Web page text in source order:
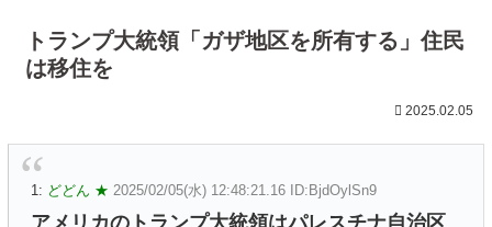
トランプ大統領「ガザ地区を所有する」住民
は移住を
2025.02.05
1: どどん ★ 2025/02/05(水) 12:48:21.16 ID:BjdOylSn9